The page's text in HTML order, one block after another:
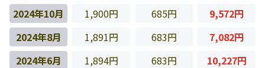
2024年10月
1,900円 685円
9,572円
2024年8月
1,891円 683円
7,082円
2024年6月
1,894円 683円
10,227円